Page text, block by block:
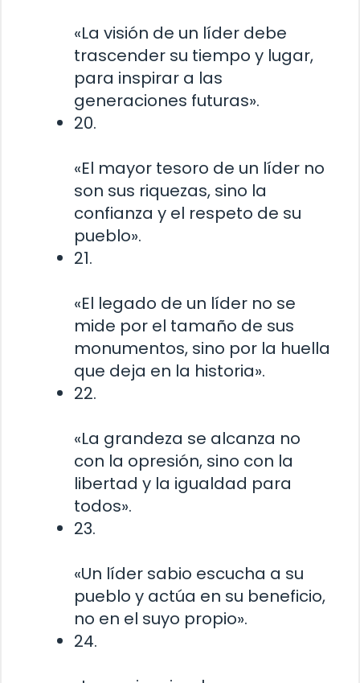
«La visión de un líder debe
trascender su tiempo y lugar,
para inspirar a las
generaciones futuras».
20.
«El mayor tesoro de un líder no
son sus riquezas, sino la
confianza y el respeto de su
pueblo».
21.
«El legado de un líder no se
mide por el tamaño de sus
monumentos, sino por la huella
que deja en la historia».
22.
«La grandeza se alcanza no
con la opresión, sino con la
libertad y la igualdad para
todos».
23.
«Un líder sabio escucha a su
pueblo y actúa en su beneficio,
no en el suyo propio».
24.